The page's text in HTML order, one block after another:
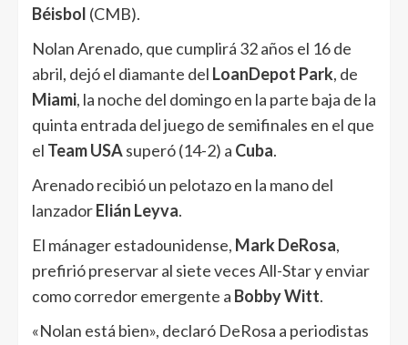
Béisbol (CMB).
Nolan Arenado, que cumplirá 32 años el 16 de
abril, dejó el diamante del LoanDepot Park, de
Miami, la noche del domingo en la parte baja de la
quinta entrada del juego de semifinales en el que
el Team USAsuperó (14-2) a Cuba.
Arenado recibió un pelotazo en la mano del
lanzadorElián Leyva.
El mánager estadounidense, Mark DeRosa,
prefirió preservar al siete veces All-Star y enviar
como corredor emergente a Bobby Witt.
«Nolan está bien», declaró DeRosa a periodistas